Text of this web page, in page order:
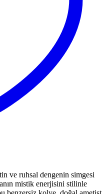
ve ruhsal dengenin simgesi
mistik enerjisini stilinle